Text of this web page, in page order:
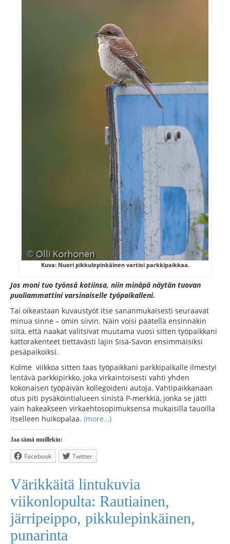
Kuva: Nuori pikkulepinkäinen vartioi parkkipaikkaa.
Jos moni tuo työnsä kotiinsa, niin minäpä näytän tuovan
puoliammattini varsinaiselle työpaikalleni.
Tai oikeastaan kuvaustyöt itse sananmukaisesti seuraavat
minua sinne – omin siivin. Näin voisi päätellä ensinnäkin
siitä, että naakat valitsivat muutama vuosi sitten työpaikkani
kattorakenteet tiettävästi lajin Sisä-Savon ensimmäisiksi
pesäpaikoiksi.
Kolme viikkoa sitten taas työpaikkani parkkipaikalle ilmestyi
lentävä parkkipirkko, joka virkaintoisesti vahti yhden
kokonaisen työpäivän kollegoideni autoja. Vahtipaikkanaan
otus piti pysäköintialueen sinistä P-merkkiä, jonka se jätti
vain hakeakseen virkaehtosopimuksensa mukaisilla tauoilla
itselleen huikopalaa. (more…)
Jaa tämä muillekin:
Facebook Twitter
Värikkäitä lintukuvia
viikonlopulta: Rautiainen,
järripeippo, pikkulepinkäinen,
punarinta